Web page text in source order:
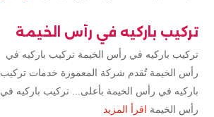
تركيب باركيه في رأس الخيمة
تركيب باركيه في رأس الخيمة تركيب باركيه في
رأس الخيمة تُقدم شركة المعمورة خدمات تركيب
باركيه في رأس الخيمة بأعلى... تركيب باركيه في
رأس الخيمة اقرأ المزيد